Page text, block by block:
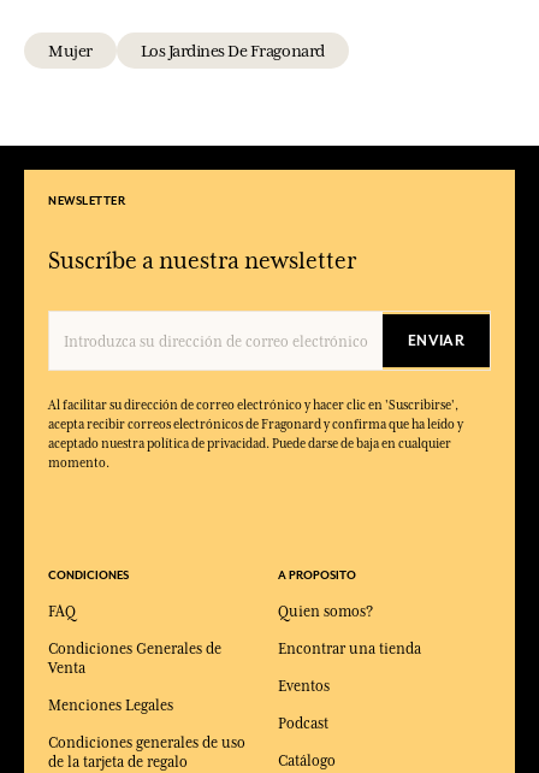
Mujer Los Jardines De Fragonard
NEWSLETTER
Suscríbe a nuestra newsletter
ENVIAR
Al facilitar su dirección de correo electrónico y hacer clic en 'Suscribirse',
acepta recibir correos electrónicos de Fragonard y confirma que ha leído y
aceptado nuestra política de privacidad. Puede darse de baja en cualquier
momento.
CONDICIONES
FAQ
Condiciones Generales de
Venta
Menciones Legales
Condiciones generales de uso
de la tarjeta de regalo
A PROPOSITO
Quien somos?
Encontrar una tienda
Eventos
Podcast
Catálogo